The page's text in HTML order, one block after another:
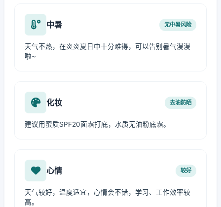
中暑 无中暑风险
天气不热，在炎炎夏日中十分难得，可以告别暑气漫漫
啦~
化妆 去油防晒
建议用蜜质SPF20面霜打底，水质无油粉底霜。
心情 较好
天气较好，温度适宜，心情会不错，学习、工作效率较
高。